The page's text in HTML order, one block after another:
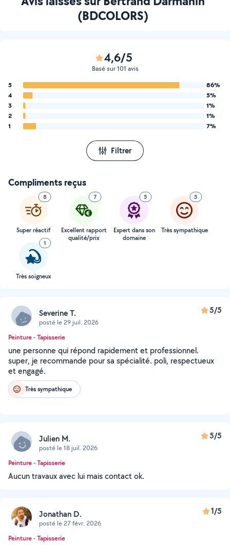
(BDCOLORS)
4,6/5
Basé sur 101 avis
5
86%
4
5%
3
1%
2
1%
1
7%
Filtrer
Compliments reçus
8
Super réactif
7
Excellent rapport
qualité/prix
5
Expert dans son
domaine
5
Très sympathique
1
Très soigneux
Severine T.
posté le 29 juil. 2026
5/5
Peinture - Tapisserie
une personne qui répond rapidement et professionnel.
super, je recommande pour sa spécialité. poli, respectueux
et engagé.
Très sympathique
Julien M.
posté le 18 juil. 2026
5/5
Peinture - Tapisserie
Aucun travaux avec lui mais contact ok.
Jonathan D.
posté le 27 févr. 2026
1/5
Peinture - Tapisserie